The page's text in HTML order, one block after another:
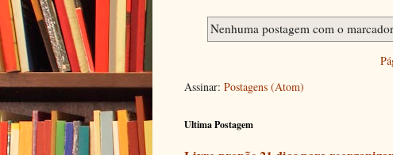
Nenhuma postagem com o marcador
Assinar: Postagens (Atom)
Ultima Postagem